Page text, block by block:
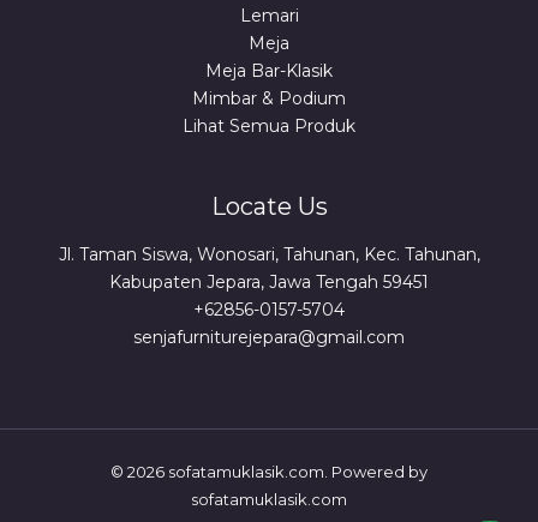
Lemari
Meja
Meja Bar-Klasik
Mimbar & Podium
Lihat Semua Produk
Locate Us
Jl. Taman Siswa, Wonosari, Tahunan, Kec. Tahunan,
Kabupaten Jepara, Jawa Tengah 59451
+62856-0157-5704
senjafurniturejepara@gmail.com
© 2026 sofatamuklasik.com. Powered by
sofatamuklasik.com